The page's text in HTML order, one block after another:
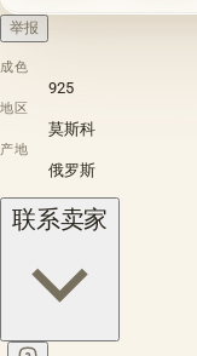
举报
成色
925
地区
莫斯科
产地
俄罗斯
联系卖家